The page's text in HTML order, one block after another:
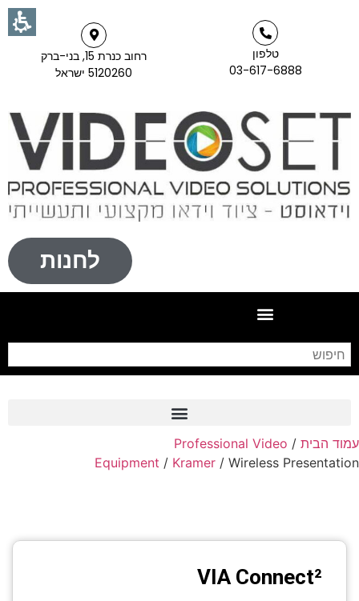
טלפון
03-617-6888
רחוב כנרת 15, בני-ברק
5120260 ישראל
לחנות
Frame Grabber
PTZ Confrence Camera
C-Mount Lenss
עמוד הבית /
Professional Video
Equipment / Kramer / Wireless Presentation
VIA Connect²